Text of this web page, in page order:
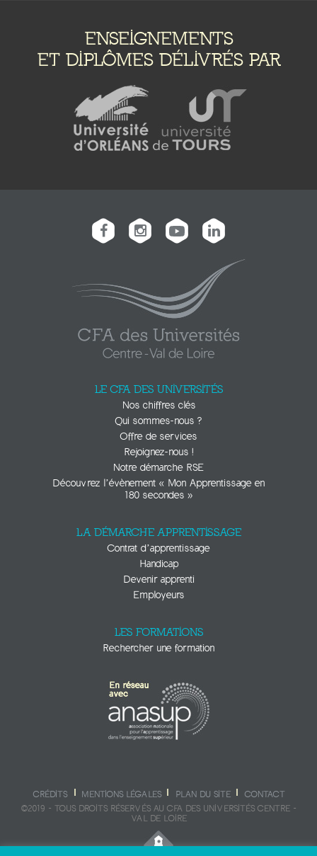
ENSEIGNEMENTS
ET DIPLÔMES DÉLIVRÉS PAR
LE CFA DES UNIVERSITÉS
Nos chiffres clés
Qui sommes-nous ?
Offre de services
Rejoignez-nous !
Notre démarche RSE
Découvrez l’évènement « Mon Apprentissage en
180 secondes »
LA DÉMARCHE APPRENTISSAGE
Contrat d’apprentissage
Handicap
Devenir apprenti
Employeurs
LES FORMATIONS
Rechercher une formation
CRÉDITS MENTIONS LÉGALES PLAN DU SITE
CONTACT
©2019 - TOUS DROITS RÉSERVÉS AU CFA DES UNIVERSITÉS CENTRE -
VAL DE LOIRE